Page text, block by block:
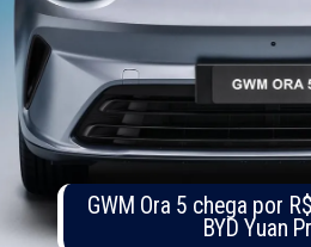
GWM Ora 5 chega por
BYD Yuan